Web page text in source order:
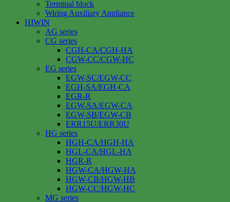
Terminal block
Wiring Auxiliary Appliance
HIWIN
AG series
CG series
CGH-CA/CGH-HA
CGW-CC/CGW-HC
EG series
EGW-SC/EGW-CC
EGH-SA/EGH-CA
EGR-R
EGW-SA/EGW-CA
EGW-SB/EGW-CB
ERR15U/ERR30U
HG series
HGH-CA/HGH-HA
HGL-CA/HGL-HA
HGR-R
HGW-CA/HGW-HA
HGW-CB/HGW-HB
HGW-CC/HGW-HC
MG series